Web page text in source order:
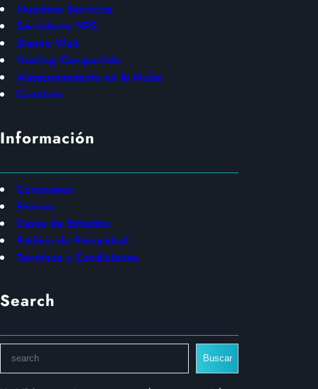
Nuestros Servicios
Servidores VPS
Diseño Web
Hosting Compartido
Almacenamiento en la Nube
Contácto
Información
Conocenos
Precios
Casos de Estudios
Política de Privacidad
Terminos y Condiciones
Search
a
Buscar